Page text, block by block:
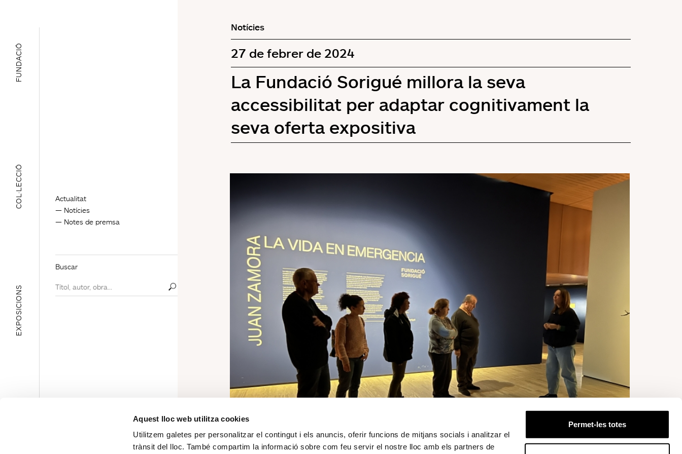
Aquest lloc web utilitza cookies
Utilitzem galetes per personalitzar el contingut i els anuncis, oferir funcions de mitjans socials i analitzar el
trànsit del lloc. També compartim la informació sobre com feu servir el nostre lloc amb els partners de
Permet-les totes
FUNDACIÓ
COL·LECCIÓ
EXPOSICIONS
Actualitat
Notícies
Notes de premsa
Buscar
Notícies
27 de febrer de 2024
La Fundació Sorigué millora la seva
accessibilitat per adaptar cognitivament la
seva oferta expositiva